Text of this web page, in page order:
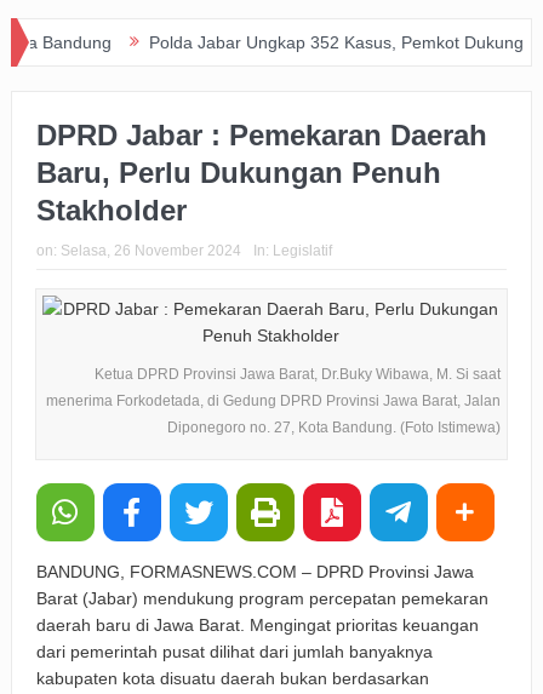
Polda Jabar Ungkap 352 Kasus, Pemkot Dukung Perang
DPRD Jabar : Pemekaran Daerah
Baru, Perlu Dukungan Penuh
Stakholder
on: Selasa, 26 November 2024 In: Legislatif
Ketua DPRD Provinsi Jawa Barat, Dr.Buky Wibawa, M. Si saat
menerima Forkodetada, di Gedung DPRD Provinsi Jawa Barat, Jalan
Diponegoro no. 27, Kota Bandung. (Foto Istimewa)
BANDUNG, FORMASNEWS.COM – DPRD Provinsi Jawa
Barat (Jabar) mendukung program percepatan pemekaran
daerah baru di Jawa Barat. Mengingat prioritas keuangan
dari pemerintah pusat dilihat dari jumlah banyaknya
kabupaten kota disuatu daerah bukan berdasarkan